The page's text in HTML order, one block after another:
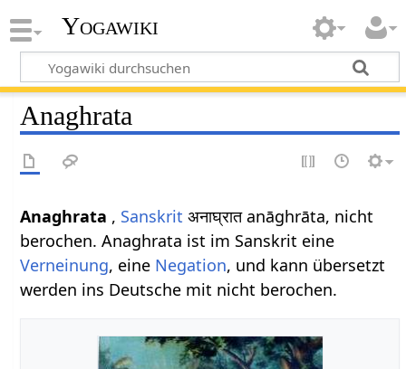
Yogawiki
Anaghrata
Anaghrata , Sanskrit अनाघ्रात anāghrāta, nicht
berochen. Anaghrata ist im Sanskrit eine
Verneinung, eine Negation, und kann übersetzt
werden ins Deutsche mit nicht berochen.